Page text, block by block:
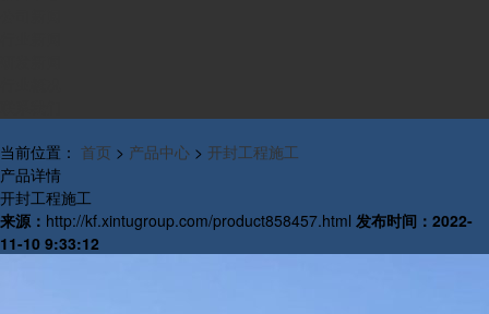
当前位置： 首页 > 产品中心 > 开封工程施工
产品详情
开封工程施工
来源： http://kf.xintugroup.com/product858457.html 发布时间： 2022-
11-10 9:33:12